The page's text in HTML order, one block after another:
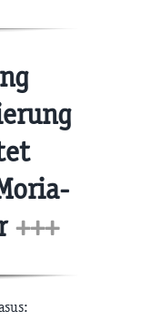
+++